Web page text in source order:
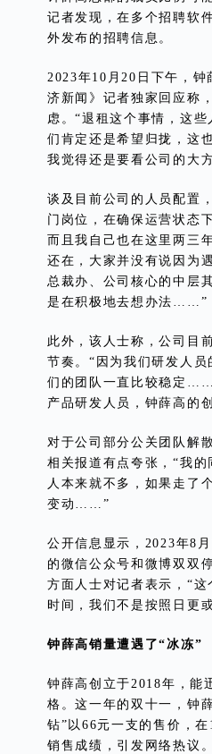
记者发现，在多个招聘软
外发布的招聘信息。
2023年10月20日下午，钟
济新闻》记者独家回应称
虑。“退租这个事情，这
们肯定还是希望归拢，这
我觉得还是要看公司的大
谈及目前公司的人员配置
门岗位，在确保运营状态
而且我自己也在这里两三
还在，大家并没有说因为
总裁办、公司核心的中层
是在积极地去想办法……”
此外，该人士称，公司目
节奏。“因为我们研发人
们的团队一直比较稳定
产品研发人员，钟薛高的
对于公司部分公关团队解
相关报道有点夸张，“我
人本来就不多，如果走了
变动……”
公开信息显示，2023年8
的微信公众号和微博双双
方面人士对记者表示，“
时间，我们不是按照日更
钟薛高销量遭遇了“冰冻”
钟薛高创立于2018年，能
格。这一年的双十一，钟
钻”以66元一支的售价，
销售成绩，引发网络热议。